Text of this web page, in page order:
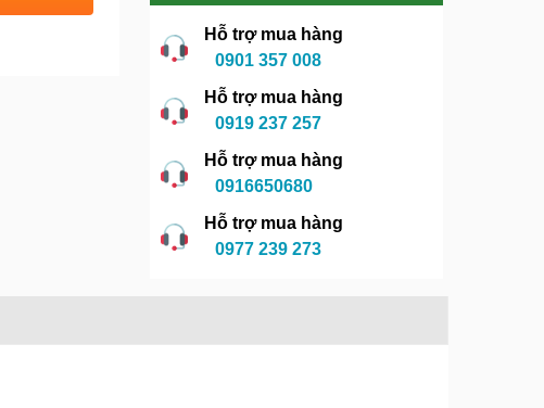
Hỗ trợ mua hàng
0901 357 008
Hỗ trợ mua hàng
0919 237 257
Hỗ trợ mua hàng
0916650680
Hỗ trợ mua hàng
0977 239 273